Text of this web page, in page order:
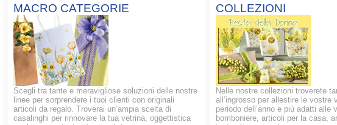
MACRO CATEGORIE
Scegli tra tante e meravigliose soluzioni delle nostre
linee per sorprendere i tuoi clienti con originali
articoli da regalo. Troverai un’ampia scelta di
casalinghi per rinnovare la tua vetrina, oggettistica
COLLEZIONI
Nelle nostre collezioni troverete
all’ingrosso per allestire le vostre
periodo dell’anno e più adatti alle
bomboniere, articoli per la casa,